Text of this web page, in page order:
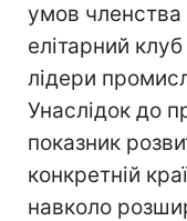
умов членства
елітарний
лідери
Унаслідок до
показник
конкретній
навколо